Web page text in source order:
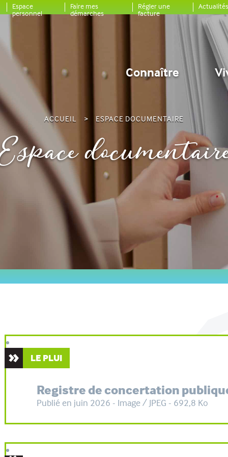
Espace
personnel
Faire mes
démarches
Régler une
facture
Connaître
ACCUEIL ESPACE DOCUMENTAIRE
LE PLUI
Registre de concertation
Publié en juin 2026 - Image / JPEG - 692,8 Ko